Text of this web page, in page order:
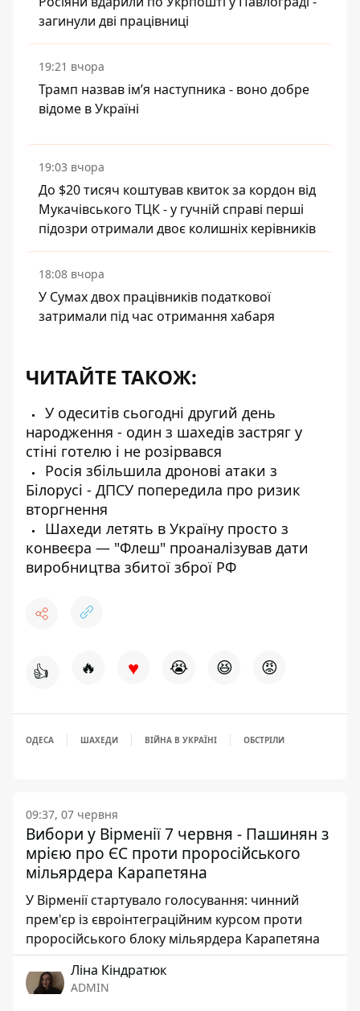
загинули дві працівниці
19:21 вчора
Трамп назвав імʼя наступника - воно добре
відоме в Україні
19:03 вчора
До $20 тисяч коштував квиток за кордон від
Мукачівського ТЦК - у гучній справі перші
підозри отримали двоє колишніх керівників
18:08 вчора
У Сумах двох працівників податкової
затримали під час отримання хабаря
ЧИТАЙТЕ ТАКОЖ:
У одеситів сьогодні другий день
народження - один з шахедів застряг у
стіні готелю і не розірвався
Росія збільшила дронові атаки з
Білорусі - ДПСУ попередила про ризик
вторгнення
Шахеди летять в Україну просто з
конвеєра — "Флеш" проаналізував дати
виробництва збитої зброї РФ
👍 🔥 ♥ 😭 😆 😡
ОДЕСА ШАХЕДИ ВІЙНА В УКРАЇНІ ОБСТРІЛИ
09:37, 07 червня
Вибори у Вірменії 7 червня - Пашинян з
мрією про ЄС проти проросійського
мільярдера Карапетяна
У Вірменії стартувало голосування: чинний
прем'єр із євроінтеграційним курсом проти
проросійського блоку мільярдера Карапетяна
Ліна Кіндратюк
ADMIN